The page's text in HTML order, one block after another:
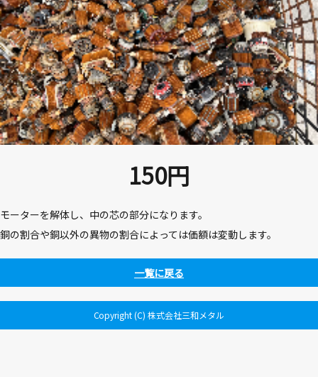
150円
モーターを解体し、中の芯の部分になります。
銅の割合や銅以外の異物の割合によっては価額は変動します。
一覧に戻る
Copyright (C) 株式会社三和メタル